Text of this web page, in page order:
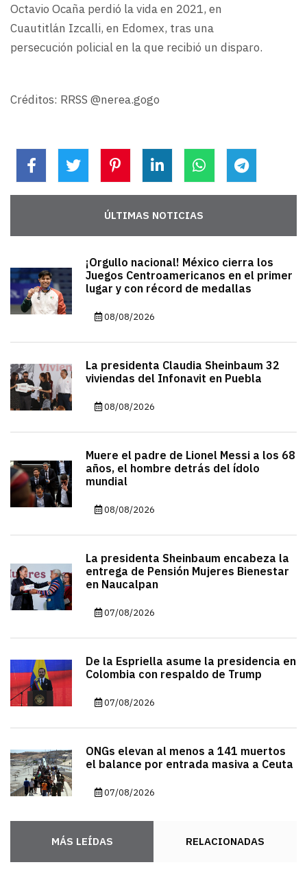
Octavio Ocaña perdió la vida en 2021, en
Cuautitlán Izcalli, en Edomex, tras una
persecución policial en la que recibió un disparo.
Créditos: RRSS @nerea.gogo
ÚLTIMAS NOTICIAS
¡Orgullo nacional! México cierra los
Juegos Centroamericanos en el primer
lugar y con récord de medallas
08/08/2026
La presidenta Claudia Sheinbaum 32
viviendas del Infonavit en Puebla
08/08/2026
Muere el padre de Lionel Messi a los 68
años, el hombre detrás del ídolo
mundial
08/08/2026
La presidenta Sheinbaum encabeza la
entrega de Pensión Mujeres Bienestar
en Naucalpan
07/08/2026
De la Espriella asume la presidencia en
Colombia con respaldo de Trump
07/08/2026
ONGs elevan al menos a 141 muertos
el balance por entrada masiva a Ceuta
07/08/2026
MÁS LEÍDAS RELACIONADAS